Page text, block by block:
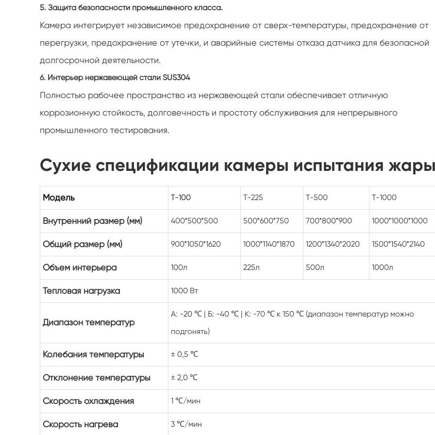
Камера жары холодной влаги
фотоэлектрических модулей (PV)
Испытательная камера для PV модулей
Шейкер температуры камеры
Постоянн шкаф низкой температуры
Испытательная камера PV
5. Защита безопасности промышленного класса.
Камера интегрирует независимое предохранение от сверх-температуры, предохранение от
перегрузки, предохранение от утечки, и аварийные системы отказа датчика для безопасной
долгосрочной деятельности.
6. Интерьер нержавеющей стали SUS304
Полностью рабочее пространство из нержавеющей стали обеспечивает отличную
коррозионную стойкость, долговечность и простоту обслуживания для непрерывного
промышленного тестирования.
Сухие спецификации камеры испытания
Модель T-100 T-225 T-500 T-1000
Внутренний размер (мм) 400*500*500 500*600*750 700*800*900 1000*1000*1000
Общий размер (мм) 900*1050*1620 1000*1140*1870 1200*1340*2020 1500*1540*2140
Объем интерьера 100л 225л 500л 1000л
Тепловая нагрузка 1000 Вт
Диапазон температур
А: -20 ℃ | Б: -40 ℃ | К: -70 ℃ к 150 ℃ (диапазон температур можно
подгонять)
Колебания температуры ± 0,5 ℃
Отклонение температуры ± 2,0 ℃
Скорость охлаждения 1 ℃/мин
Скорость нагрева 3 ℃/мин